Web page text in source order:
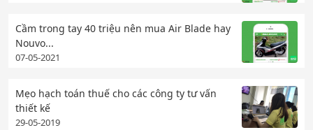
Cầm trong tay 40 triệu nên mua Air Blade hay
Nouvo...
07-05-2021
Mẹo hạch toán thuế cho các công ty tư vấn
thiết kế
29-05-2019